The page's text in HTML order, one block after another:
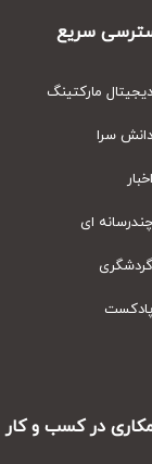
سریع
مارکتینگ
سرا
ای
در کسب و کار